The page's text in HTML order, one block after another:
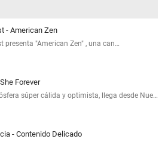
- American Zen
presenta "American Zen" , una can…
Forever
súper cálida y optimista, llega desde Nue…
- Contenido Delicado